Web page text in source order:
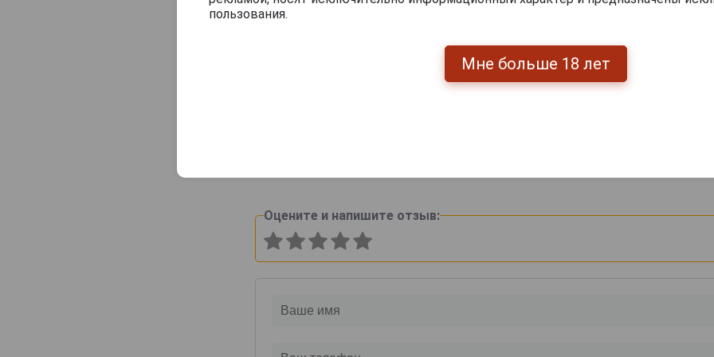
Оцените и напишите отзыв:
пользования.
Мне больше 18 лет